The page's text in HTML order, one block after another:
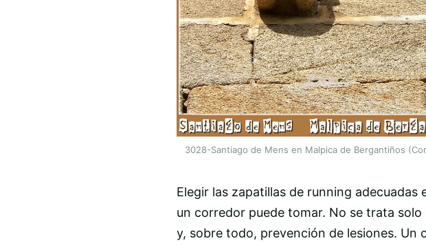
3028-Santiago de Mens en Malpica de Bergantiños
Elegir las zapatillas de running
un corredor puede tomar. No se trata
y, sobre todo, prevención de lesiones. Un